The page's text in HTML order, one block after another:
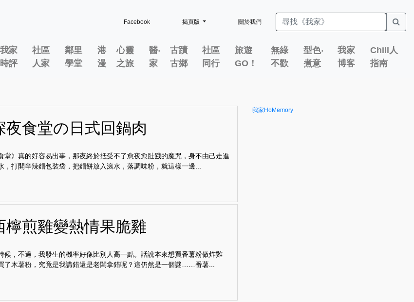
Facebook 揭頁版 關於我們
我家
時評
社區
人家
鄰里
學堂
港
漫
心靈
之旅
醫‧
家
古蹟
古鄉
社區
同行
旅遊
GO！
無綠
不歡
型色‧
煮意
我家
博客
Chill人
指南
食堂の日式回鍋肉
堂》真的好容易出事，那夜終於抵受不了愈夜愈肚餓的魔咒，身不由己走進
，打開辛辣麵包裝袋，把麵餅放入滾水，落調味粉，就這樣一邊...
煎雞變熱情果脆雞
候，不過，我發生的機率好像比別人高一點。話說本來想買番薯粉做炸雞
了木薯粉，究竟是我講錯還是老闆拿錯呢？這仍然是一個謎……番薯...
我家HoMemory